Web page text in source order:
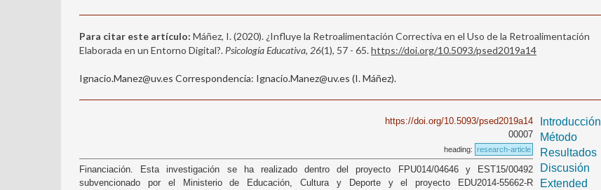
Para citar este artículo: Máñez, I. (2020). ¿Influye la Retroalimentación Correctiva en el Uso de la Retroalimentación
Elaborada en un Entorno Digital?. Psicología Educativa, 26(1), 57 - 65.https://doi.org/10.5093/psed2019a14
Ignacio.Manez@uv.es Correspondencia: Ignacio.Manez@uv.es (I. Máñez).
https://doi.org/10.5093/psed2019a14
00007
heading: research-article
Financiación. Esta investigación se ha realizado dentro del proyecto FPU014/04646 y EST15/00492
subvencionado por el Ministerio de Educación, Cultura y Deporte y el proyecto EDU2014-55662-R
Introducción
Método
Resultados
Discusión
Extended